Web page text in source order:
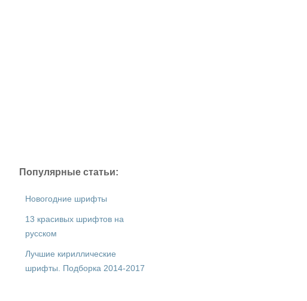
Популярные статьи:
Новогодние шрифты
13 красивых шрифтов на
русском
Лучшие кириллические
шрифты. Подборка 2014-2017